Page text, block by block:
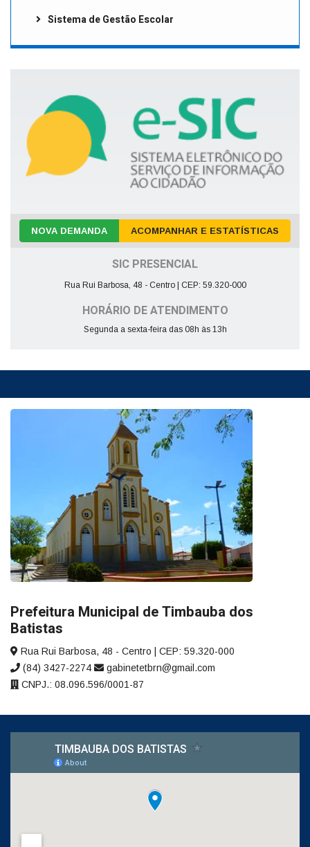
Sistema de Gestão Escolar
NOVA DEMANDA ACOMPANHAR E ESTATÍSTICAS
SIC PRESENCIAL
Rua Rui Barbosa, 48 - Centro | CEP: 59.320-000
HORÁRIO DE ATENDIMENTO
Segunda a sexta-feira das 08h às 13h
Prefeitura Municipal de Timbauba dos
Batistas
Rua Rui Barbosa, 48 - Centro | CEP: 59.320-000
(84) 3427-2274
gabinetetbrn@gmail.com
CNPJ.: 08.096.596/0001-87